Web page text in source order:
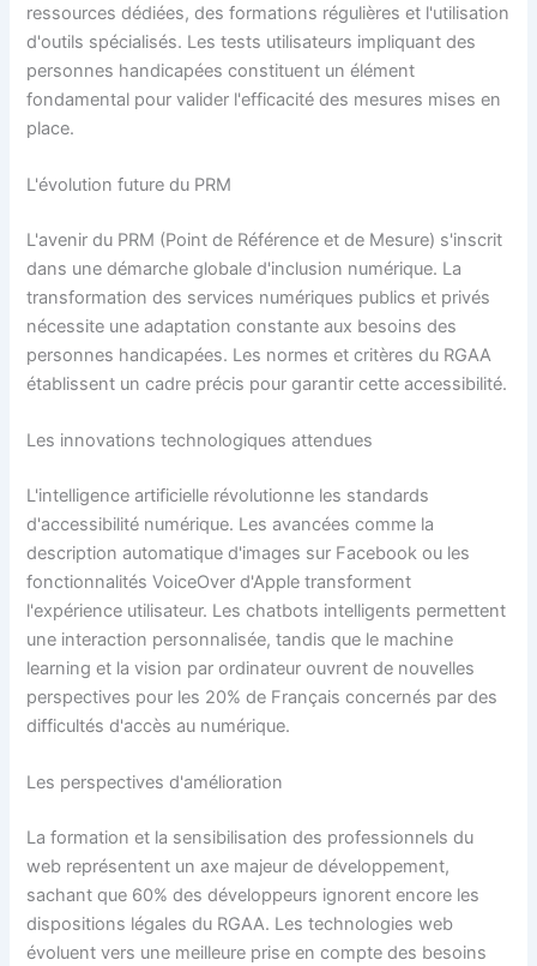
ressources dédiées, des formations régulières et l'utilisation
d'outils spécialisés. Les tests utilisateurs impliquant des
personnes handicapées constituent un élément
fondamental pour valider l'efficacité des mesures mises en
place.
L'évolution future du PRM
L'avenir du PRM (Point de Référence et de Mesure) s'inscrit
dans une démarche globale d'inclusion numérique. La
transformation des services numériques publics et privés
nécessite une adaptation constante aux besoins des
personnes handicapées. Les normes et critères du RGAA
établissent un cadre précis pour garantir cette accessibilité.
Les innovations technologiques attendues
L'intelligence artificielle révolutionne les standards
d'accessibilité numérique. Les avancées comme la
description automatique d'images sur Facebook ou les
fonctionnalités VoiceOver d'Apple transforment
l'expérience utilisateur. Les chatbots intelligents permettent
une interaction personnalisée, tandis que le machine
learning et la vision par ordinateur ouvrent de nouvelles
perspectives pour les 20% de Français concernés par des
difficultés d'accès au numérique.
Les perspectives d'amélioration
La formation et la sensibilisation des professionnels du
web représentent un axe majeur de développement,
sachant que 60% des développeurs ignorent encore les
dispositions légales du RGAA. Les technologies web
évoluent vers une meilleure prise en compte des besoins